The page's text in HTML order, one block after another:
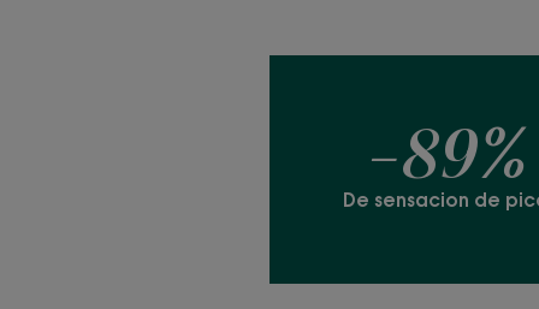
-89%
De sensacion de